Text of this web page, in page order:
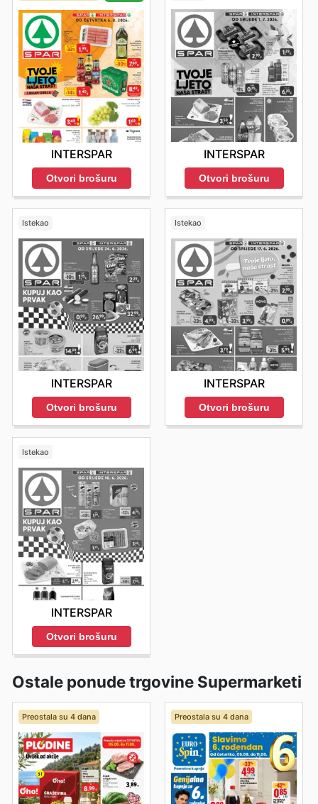
INTERSPAR
Otvori brošuru
INTERSPAR
Otvori brošuru
Istekao
INTERSPAR
Otvori brošuru
Istekao
INTERSPAR
Otvori brošuru
Istekao
INTERSPAR
Otvori brošuru
Ostale ponude trgovine Supermarketi
Preostala su 4 dana Preostala su 4 dana